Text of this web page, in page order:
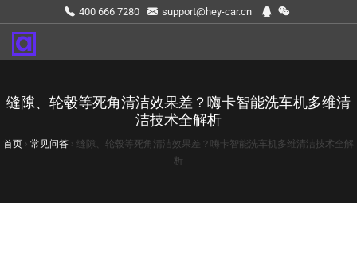
400 666 7280 support@hey-car.cn
缝隙、轮毂等死角清洁效果差？嗨卡智能洗车机多维清
洁技术全解析
首页 › 常见问答 › 缝隙、轮毂等死角清洁效果差？嗨卡智能洗车机多维清洁技术全解
析